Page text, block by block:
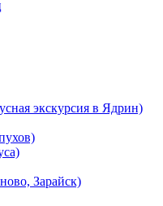
экскурсия в Ядрин)
Зарайск)